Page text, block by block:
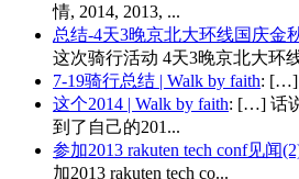
情, 2014, 2013, ...
总结-4天3晚京北大环线国庆金
这次骑行活动 4天3晚京北大环
7-19骑行总结 | Walk by faith: […]
这个2014 | Walk by faith: […] 话
到了自己的201...
参加2013 rakuten tech conf见闻
加2013 rakuten tech co...